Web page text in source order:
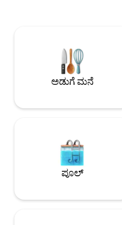
ಕೆಲಸ ಮಾಡುವುದನ್ನು ಆನಂದಿಸಿ. ನಮ್ಮ ಕಾಂಡೋ
ನಾರ್ತ್ ಕೋಸ್ಟ್ ವಿಲೇಜ್‌ನಲ್ಲಿರುವ
ಮಹಡಿಯಲ್ಲಿರುವ (ಎಲಿವೇಟರ್
ಪ್ರವೇಶಿಸಬಹುದು) ಒಂದು
ಅಡುಗೆ ಮನೆ
ಪೂಲ್